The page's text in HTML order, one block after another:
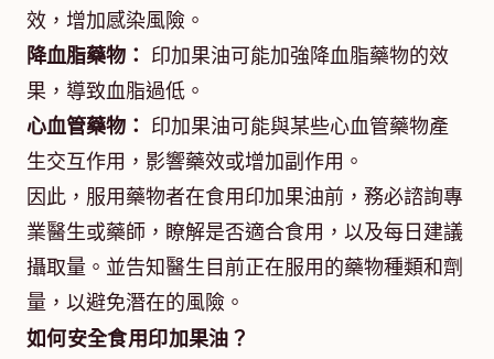
效，增加感染風險。
降血脂藥物： 印加果油可能加強降血脂藥物的效
果，導致血脂過低。
心血管藥物： 印加果油可能與某些心血管藥物產
生交互作用，影響藥效或增加副作用。
因此，服用藥物者在食用印加果油前，務必諮詢專
業醫生或藥師，瞭解是否適合食用，以及每日建議
攝取量。並告知醫生目前正在服用的藥物種類和劑
量，以避免潛在的風險。
如何安全食用印加果油？